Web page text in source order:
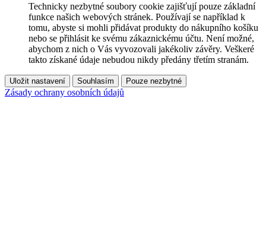
Technicky nezbytné soubory cookie zajišťují pouze základní
funkce našich webových stránek. Používají se například k
tomu, abyste si mohli přidávat produkty do nákupního košíku
nebo se přihlásit ke svému zákaznickému účtu. Není možné,
abychom z nich o Vás vyvozovali jakékoliv závěry. Veškeré
takto získané údaje nebudou nikdy předány třetím stranám.
Uložit nastavení Souhlasím Pouze nezbytné
Zásady ochrany osobních údajů